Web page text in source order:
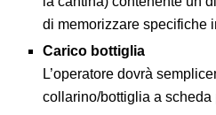
di memorizzare specifiche
Carico bottiglia
L’operatore dovrà
collarino/bottiglia a scheda